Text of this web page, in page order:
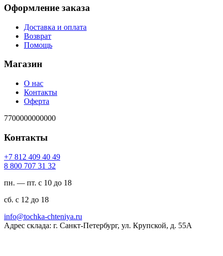
Оформление заказа
Доставка и оплата
Возврат
Помощь
Магазин
О нас
Контакты
Оферта
7700000000000
Контакты
94 04 904 218 7+
23 13 707 008 8
пн. — пт. с 10 до 18
сб. с 12 до 18
ur.ayinethc-akhcot@ofni
Адрес склада: г. Санкт-Петербург, ул. Крупской, д. 55А